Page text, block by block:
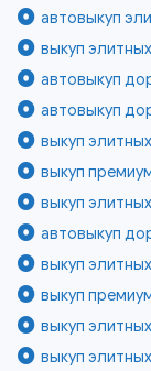
автовыкуп
выкуп
автовыкуп
автовыкуп
выкуп
выкуп
выкуп
автовыкуп
выкуп
выкуп
выкуп
выкуп